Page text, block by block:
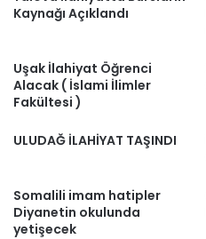
Kaynağı Açıklandı
Uşak İlahiyat Öğrenci
Alacak ( İslami İlimler
Fakültesi )
ULUDAĞ İLAHİYAT TAŞINDI
Somalili imam hatipler
Diyanetin okulunda
yetişecek